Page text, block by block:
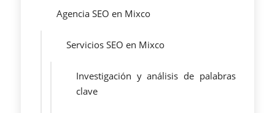
Agencia SEO en Mixco
Servicios SEO en Mixco
Investigación y análisis de palabras
clave